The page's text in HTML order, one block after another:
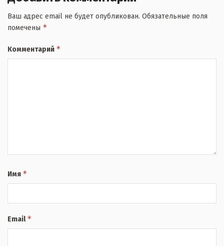
Ваш адрес email не будет опубликован. Обязательные поля
помечены *
Комментарий *
Имя *
Email*